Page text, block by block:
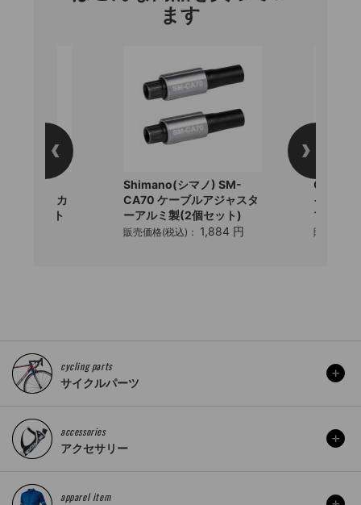
ます
PLUS (カ
ラス) ボト
Shimano(シマノ) SM-
CA70 ケーブルアジャスタ
ーアルミ製(2個セット)
販売価格(税込)： 1,884 円
GIZA(ギ
イクロ
プ
販売価格(
cycling parts
サイクルパーツ
accessories
アクセサリー
apparel item